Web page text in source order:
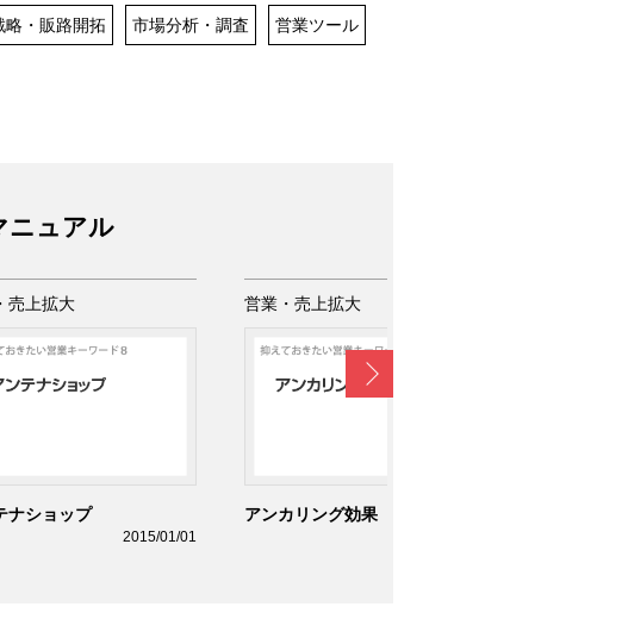
略・販路開拓 市場分析・調査 営業ツール
ニュアル
売上拡大
ナショップ
2015/01/01
営業・売上拡大
アンカリング効果